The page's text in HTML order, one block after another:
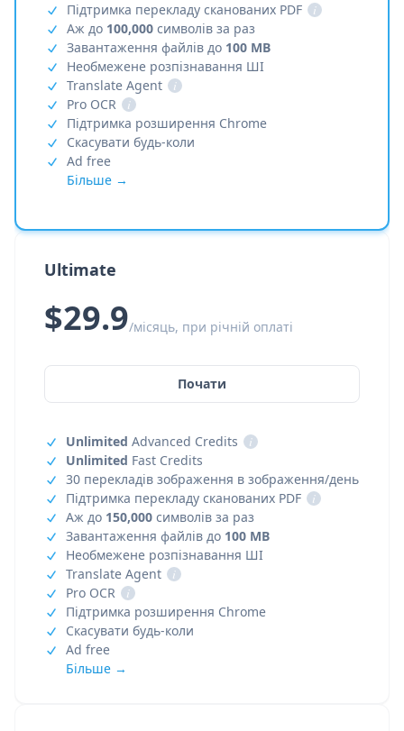
Підтримка перекладу сканованих PDF
i
Аж до 100,000 символів за раз
Завантаження файлів до 100 MB
Необмежене розпізнавання ШІ
Translate Agent
i
Pro OCR
i
Підтримка розширення Chrome
Скасувати будь-коли
Ad free
Більше →
Ultimate
$29.9/місяць, при річній оплаті
Почати
Unlimited Advanced Credits
i
Unlimited Fast Credits
30 перекладів зображення в зображення/день
Підтримка перекладу сканованих PDF
i
Аж до 150,000 символів за раз
Завантаження файлів до 100 MB
Необмежене розпізнавання ШІ
Translate Agent
i
Pro OCR
i
Підтримка розширення Chrome
Скасувати будь-коли
Ad free
Більше →